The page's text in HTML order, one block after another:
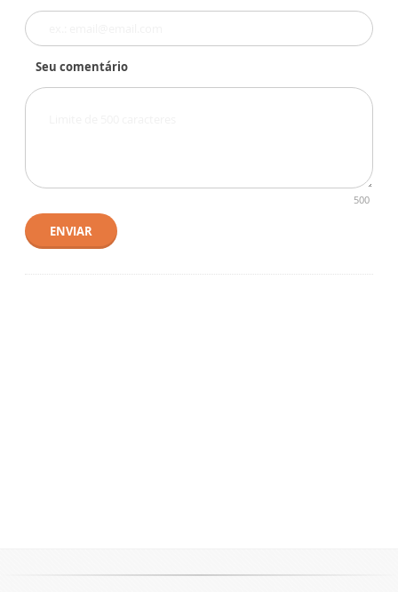
Seu comentário
500
ENVIAR